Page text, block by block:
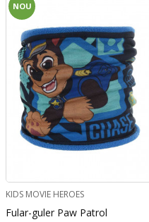
NOU
KIDS MOVIE HEROES
Fular-guler Paw Patrol